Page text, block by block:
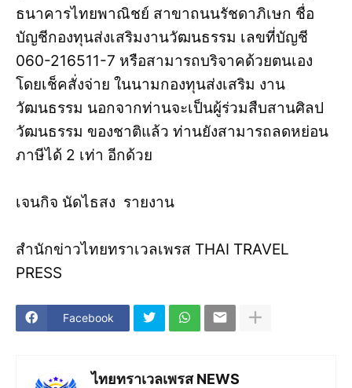
ธนาคารไทยพาณิชย์ สาขาถนนรัชดาภิเษก ชื่อ
บัญชีกองทุนส่งเสริมงานวัฒนธรรม เลขที่บัญชี
060-216511-7 หรือสามารถบริจาคด้วยตนเอง
โดยเช็คสั่งจ่าย ในนามกองทุนส่งเสริม งาน
วัฒนธรรม นอกจากท่านจะเป็นผู้ร่วมสืบสานศิลป
วัฒนธรรม ของชาติแล้ว ท่านยังสามารถลดหย่อน
ภาษีได้ 2 เท่า อีกด้วย
เจนกิจ นัดไธสง รายงาน
สำนักข่าวไทยทราเวลเพรส THAI TRAVEL
PRESS
Facebook
ไทยทราเวลเพรส NEWS